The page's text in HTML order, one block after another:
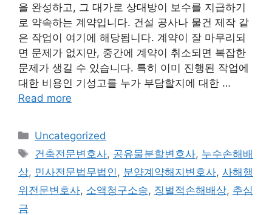
을 완성하고, 그 대가로 상대방이 보수를 지급하기
로 약속하는 계약입니다. 건설 공사나 물건 제작 같
은 작업이 여기에 해당됩니다. 계약이 잘 마무리되
면 문제가 없지만, 중간에 계약이 취소되면 복잡한
문제가 생길 수 있습니다. 특히 이미 진행된 작업에
대한 비용인 기성고를 누가 부담할지에 대한 …
Read more
Categories
Uncategorized
Tags
건축전문변호사, 공유물분할변호사, 누수손해배
상, 민사전문법무법인 , 분양계약해지변호사, 사해행
위전문변호사, 소액청구소송, 징벌적손해배상, 추심
금